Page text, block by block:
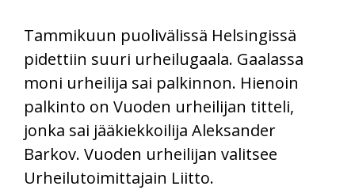
Tammikuun puolivälissä Helsingissä
pidettiin suuri urheilugaala. Gaalassa
moni urheilija sai palkinnon. Hienoin
palkinto on Vuoden urheilijan titteli,
jonka sai jääkiekkoilija Aleksander
Barkov. Vuoden urheilijan valitsee
Urheilutoimittajain Liitto.